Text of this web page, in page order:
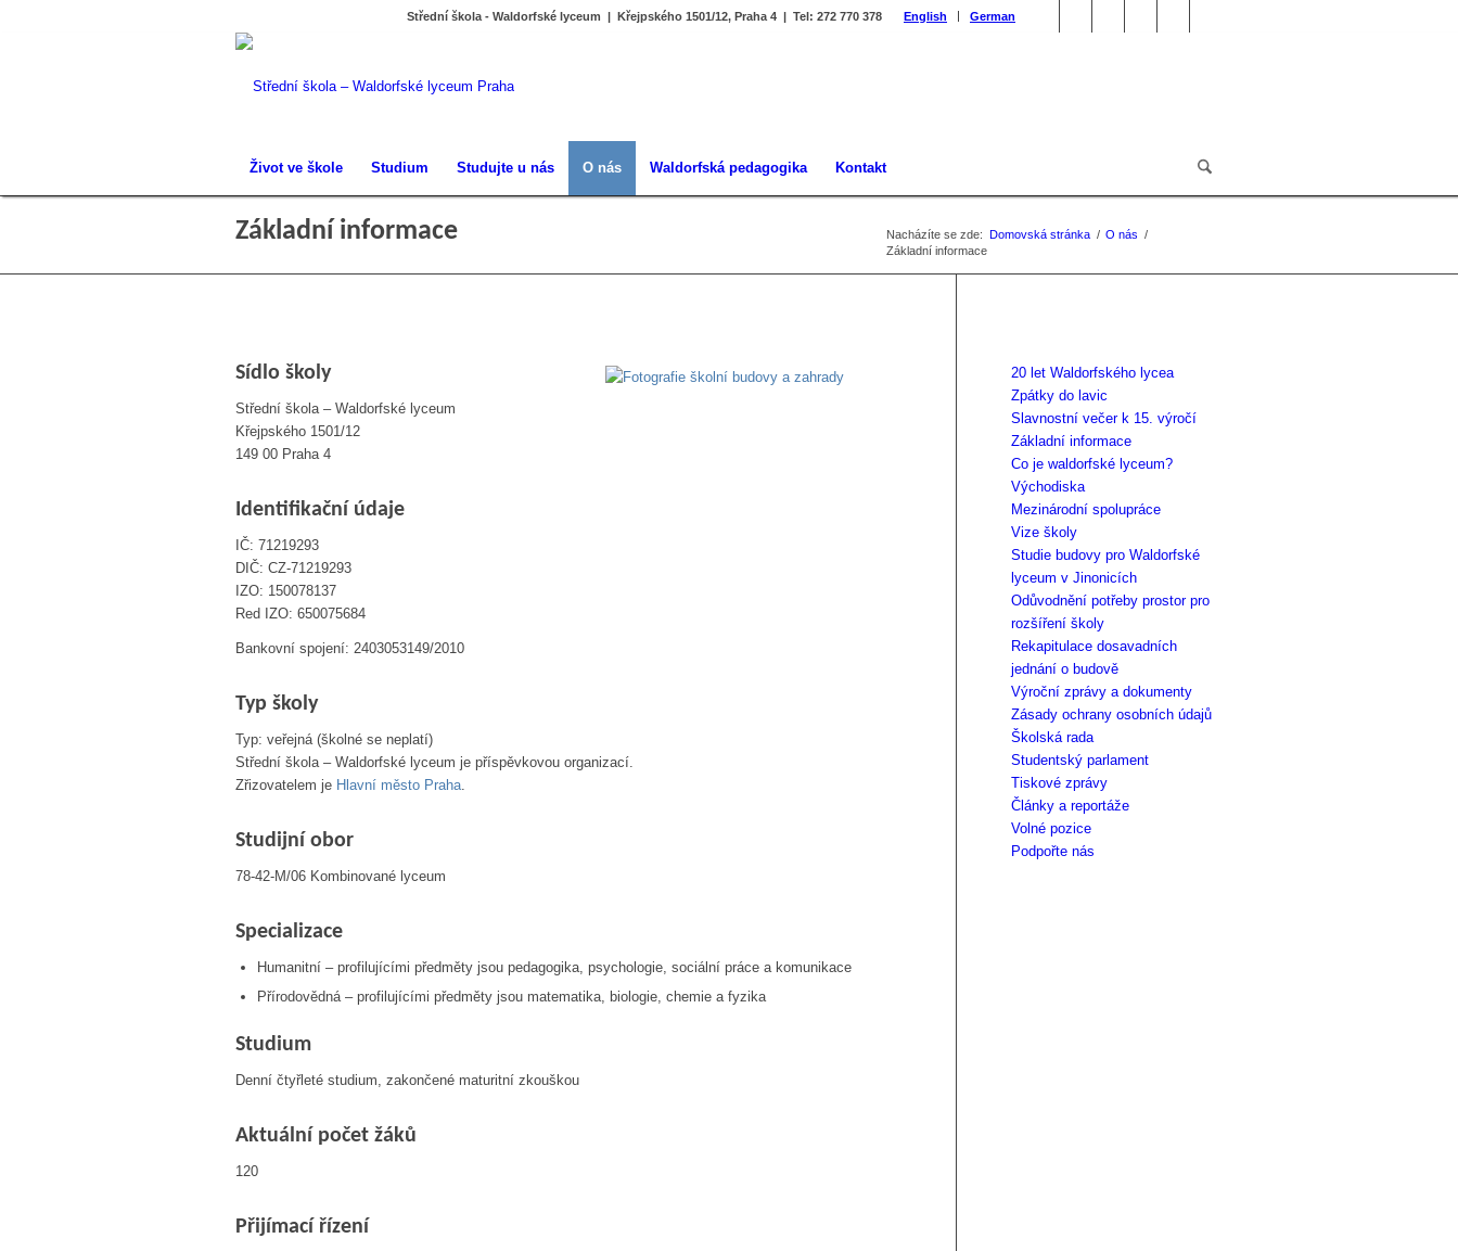
English German
Střední škola - Waldorfské lyceum | Křejpského 1501/12, Praha 4 | Tel: 272 770 378
Život ve škole Studium Studujte u nás O nás Waldorfská pedagogika Kontakt
Základní informace Nacházíte se zde: Domovská stránka / O nás /
Základní informace
Sídlo školy
Střední škola – Waldorfské lyceum
Křejpského 1501/12
149 00 Praha 4
Identifikační údaje
IČ: 71219293
DIČ: CZ-71219293
IZO: 150078137
Red IZO: 650075684
Bankovní spojení: 2403053149/2010
Typ školy
Typ: veřejná (školné se neplatí)
Střední škola – Waldorfské lyceum je příspěvkovou organizací.
Zřizovatelem je Hlavní město Praha
Studijní obor
78-42-M/06 Kombinované lyceum
Specializace
Humanitní – profilujícími předměty jsou pedagogika, psychologie, sociální práce a komunikace
Přírodovědná – profilujícími předměty jsou matematika, biologie, chemie a fyzika
Studium
Denní čtyřleté studium, zakončené maturitní zkouškou
Aktuální počet žáků
120
Přijímací řízení
20 let Waldorfského lycea
Zpátky do lavic
Slavnostní večer k 15. výročí
Základní informace
Co je waldorfské lyceum?
Východiska
Mezinárodní spolupráce
Vize školy
Studie budovy pro Waldorfské
lyceum v Jinonicích
Odůvodnění potřeby prostor pro
rozšíření školy
Rekapitulace dosavadních
jednání o budově
Výroční zprávy a dokumenty
Zásady ochrany osobních údajů
Školská rada
Studentský parlament
Tiskové zprávy
Články a reportáže
Volné pozice
Podpořte nás